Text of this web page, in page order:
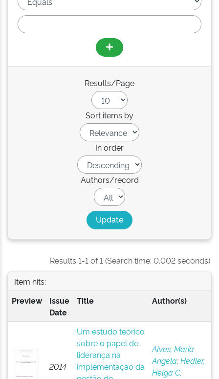
Results/Page
Sort items by
In order
Authors/record
Results 1-1 of 1 (Search time: 0.002 seconds).
Item hits:
Preview
Issue
Date
Title Author(s)
2014
Um estudo teórico
sobre o papel de
liderança na
implementação da
Alves, Maria
Angela;Hedler,
Helga C.